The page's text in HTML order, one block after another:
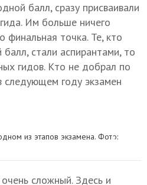
балл, сразу присваивали
Им больше ничего
финальная точка. Те, кто
стали аспирантами, то
гидов. Кто не добрал по
следующем году экзамен
из этапов экзамена. Фото:
сложный. Здесь и